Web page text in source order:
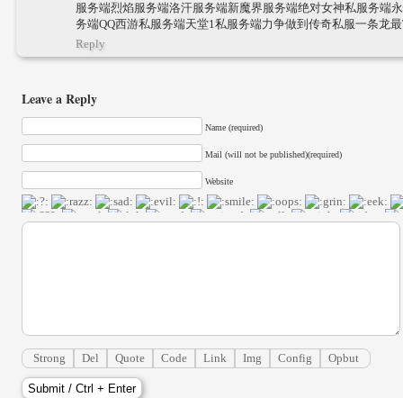
服务端烈焰服务端洛汗服务端新魔界服务端绝对女神私服务端
务端QQ西游私服务端天堂1私服务端力争做到传奇私服一条龙最
Reply
Leave a Reply
Name (required)
Mail (will not be published)(required)
Website
Strong Del Quote Code Link Img Config Opbut